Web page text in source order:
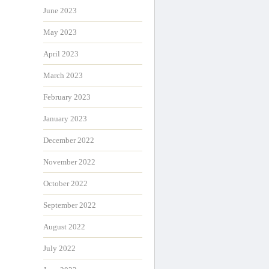
June 2023
May 2023
April 2023
March 2023
February 2023
January 2023
December 2022
November 2022
October 2022
September 2022
August 2022
July 2022